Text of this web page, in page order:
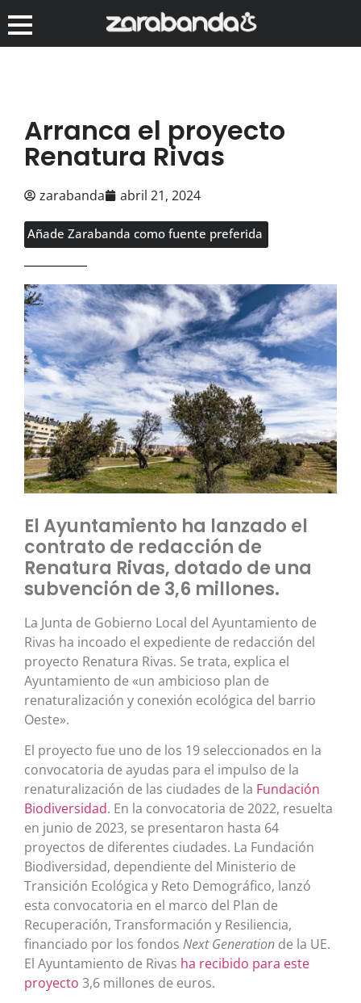
Arranca el proyecto
Renatura Rivas
zarabanda abril 21, 2024
Añade Zarabanda como fuente preferida
El Ayuntamiento ha lanzado el
contrato de redacción de
Renatura Rivas, dotado de una
subvención de 3,6 millones.
La Junta de Gobierno Local del Ayuntamiento de
Rivas ha incoado el expediente de redacción del
proyecto Renatura Rivas. Se trata, explica el
Ayuntamiento de «un ambicioso plan de
renaturalización y conexión ecológica del barrio
Oeste».
El proyecto fue uno de los 19 seleccionados en la
convocatoria de ayudas para el impulso de la
renaturalización de las ciudades de la Fundación
Biodiversidad. En la convocatoria de 2022, resuelta
en junio de 2023, se presentaron hasta 64
proyectos de diferentes ciudades. La Fundación
Biodiversidad, dependiente del Ministerio de
Transición Ecológica y Reto Demográfico, lanzó
esta convocatoria en el marco del Plan de
Recuperación, Transformación y Resiliencia,
financiado por los fondos Next Generation de la UE.
El Ayuntamiento de Rivas ha recibido para este
proyecto 3,6 millones de euros.